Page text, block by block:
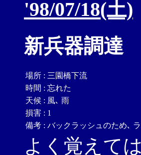
'98/07/18(土)
新兵器調達
場所 : 三園橋下流
時間 : 忘れた
天候 : 風､ 雨
損害 : 1
備考 : バックラッシュのため､
よく覚えて